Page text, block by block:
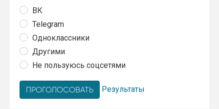
ВК
Telegram
Одноклассники
Другими
Не пользуюсь соцсетями
Результаты